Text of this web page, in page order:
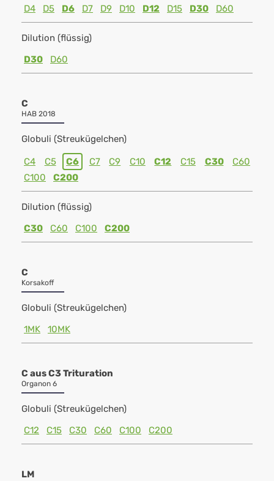
D4
D5 D6 D7 D9 D10 D12 D15 D30 D60
Dilution (flüssig)
D30
D60
C
HAB 2018
Globuli (Streukügelchen)
C4 C5 C6 C7 C9 C10 C12 C15 C30
C60
C100
C200
Dilution (flüssig)
C30
C60 C100 C200
C
Korsakoff
Globuli (Streukügelchen)
1MK
10MK
C aus C3 Trituration
Organon 6
Globuli (Streukügelchen)
C12
C15 C30 C60 C100 C200
LM